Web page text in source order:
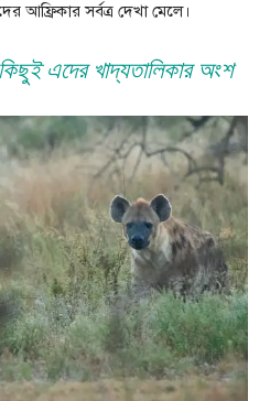
আফ্রিকার সর্বত্র দেখা মেলে।
এদের খাদ্যতালিকার অংশ